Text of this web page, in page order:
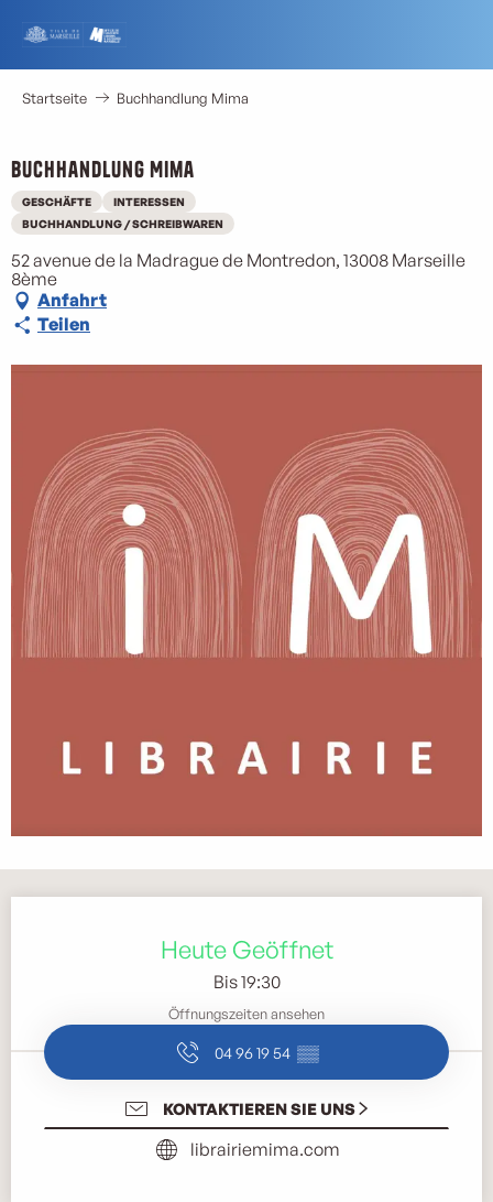
contenu
principal
Startseite Buchhandlung Mima
Buchhandlung Mima
GESCHÄFTE
INTERESSEN
BUCHHANDLUNG / SCHREIBWAREN
52 avenue de la Madrague de Montredon, 13008 Marseille
8ème
Anfahrt
Teilen
Heute Geöffnet
Bis 19:30
Öffnungszeiten ansehen
04 96 19 54 ▒▒
KONTAKTIEREN SIE UNS
librairiemima.com